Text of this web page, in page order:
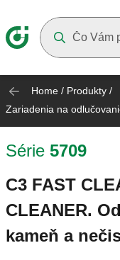
Home / Produkty /
Zariadenia na
Série 5709
C3 FAST
CLEANER.
kameň a